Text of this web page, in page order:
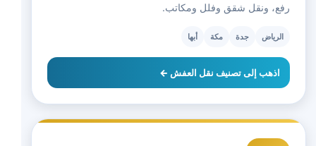
رفع، ونقل شقق وفلل ومكاتب.
الرياض جدة مكة أبها
اذهب إلى تصنيف نقل العفش ←